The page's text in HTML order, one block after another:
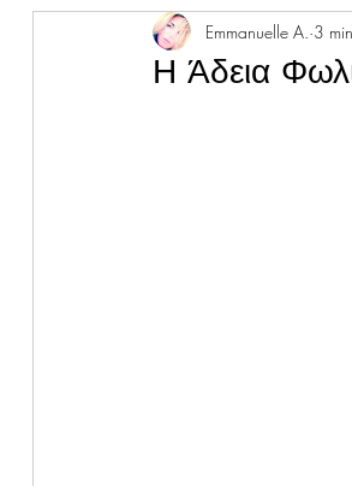
Η Άδεια
Emmanuelle A. 3